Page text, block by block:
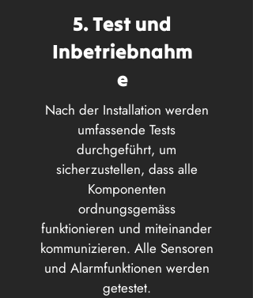
5. Test und
Inbetriebnahm
e
Nach der Installation werden
umfassende Tests
durchgeführt, um
sicherzustellen, dass alle
Komponenten
ordnungsgemäss
funktionieren und miteinander
kommunizieren. Alle Sensoren
und Alarmfunktionen werden
getestet.